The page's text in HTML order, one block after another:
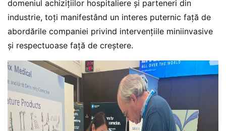
domeniul achizițiilor hospitaliere și parteneri din
industrie, toți manifestând un interes puternic față de
abordările companiei privind intervențiile miniinvasive
și respectuoase față de creștere.